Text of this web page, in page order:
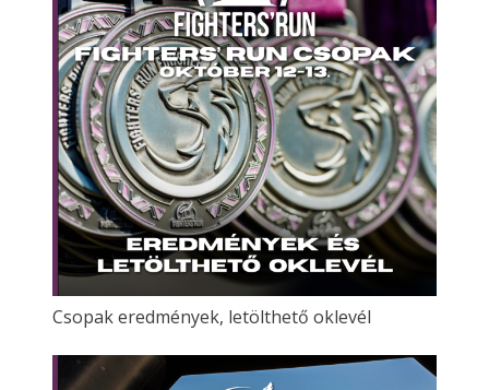
Csopak eredmények, letölthető oklevél